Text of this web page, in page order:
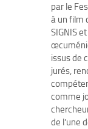
par le
à un film
SIGNIS
issus de
jurés,
comme
de l’une